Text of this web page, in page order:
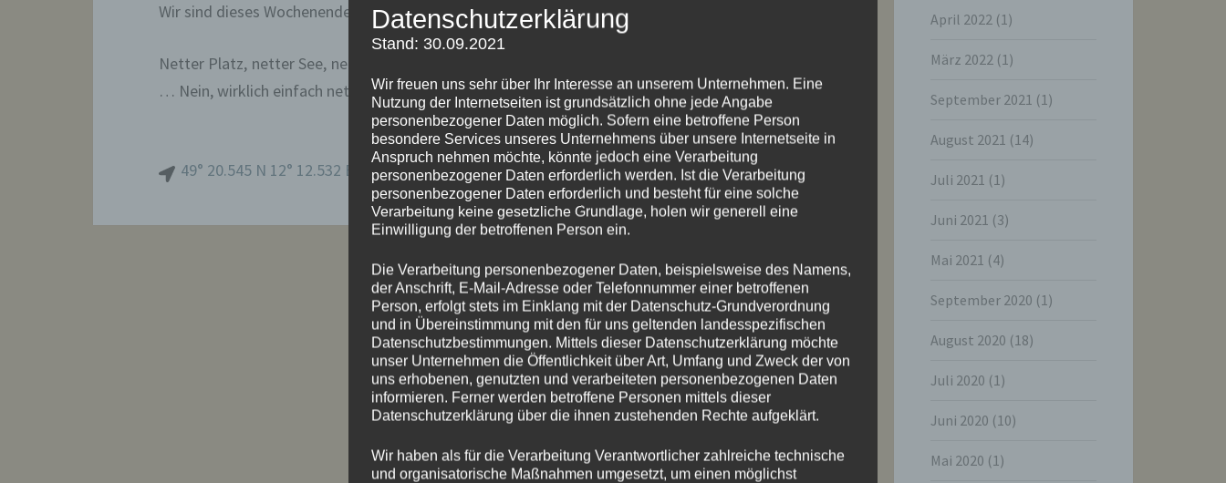
Wir sind dieses Wochenende am Murner See. Klingt nach Alpen. Ist es aber nicht.
Netter Platz, netter See, nettes Restaurant, alles nett. Okay, nett ist die kleine Schwester von
… Nein, wirklich einfach nett hier. Fürs Wochenende okay – für mehr, für uns, eher nicht.
49° 20.545 N 12° 12.532 E
April 2022(1)
März 2022(1)
September 2021 (1)
August 2021 (14)
Juli 2021 (1)
Juni 2021 (3)
Mai 2021 (4)
September 2020 (1)
August 2020 (18)
Juli 2020 (1)
Juni 2020 (10)
Mai 2020 (1)
Datenschutzerklärung
Stand: 30.09.2021
Wir freuen uns sehr über Ihr Interesse an unserem Unternehmen. Eine
Nutzung der Internetseiten ist grundsätzlich ohne jede Angabe
personenbezogener Daten möglich. Sofern eine betroffene Person
besondere Services unseres Unternehmens über unsere Internetseite in
Anspruch nehmen möchte, könnte jedoch eine Verarbeitung
personenbezogener Daten erforderlich werden. Ist die Verarbeitung
personenbezogener Daten erforderlich und besteht für eine solche
Verarbeitung keine gesetzliche Grundlage, holen wir generell eine
Einwilligung der betroffenen Person ein.
Die Verarbeitung personenbezogener Daten, beispielsweise des Namens,
der Anschrift, E-Mail-Adresse oder Telefonnummer einer betroffenen
Person, erfolgt stets im Einklang mit der Datenschutz-Grundverordnung
und in Übereinstimmung mit den für uns geltenden landesspezifischen
Datenschutzbestimmungen. Mittels dieser Datenschutzerklärung möchte
unser Unternehmen die Öffentlichkeit über Art, Umfang und Zweck der von
uns erhobenen, genutzten und verarbeiteten personenbezogenen Daten
informieren. Ferner werden betroffene Personen mittels dieser
Datenschutzerklärung über die ihnen zustehenden Rechte aufgeklärt.
Wir haben als für die Verarbeitung Verantwortlicher zahlreiche technische
und organisatorische Maßnahmen umgesetzt, um einen möglichst